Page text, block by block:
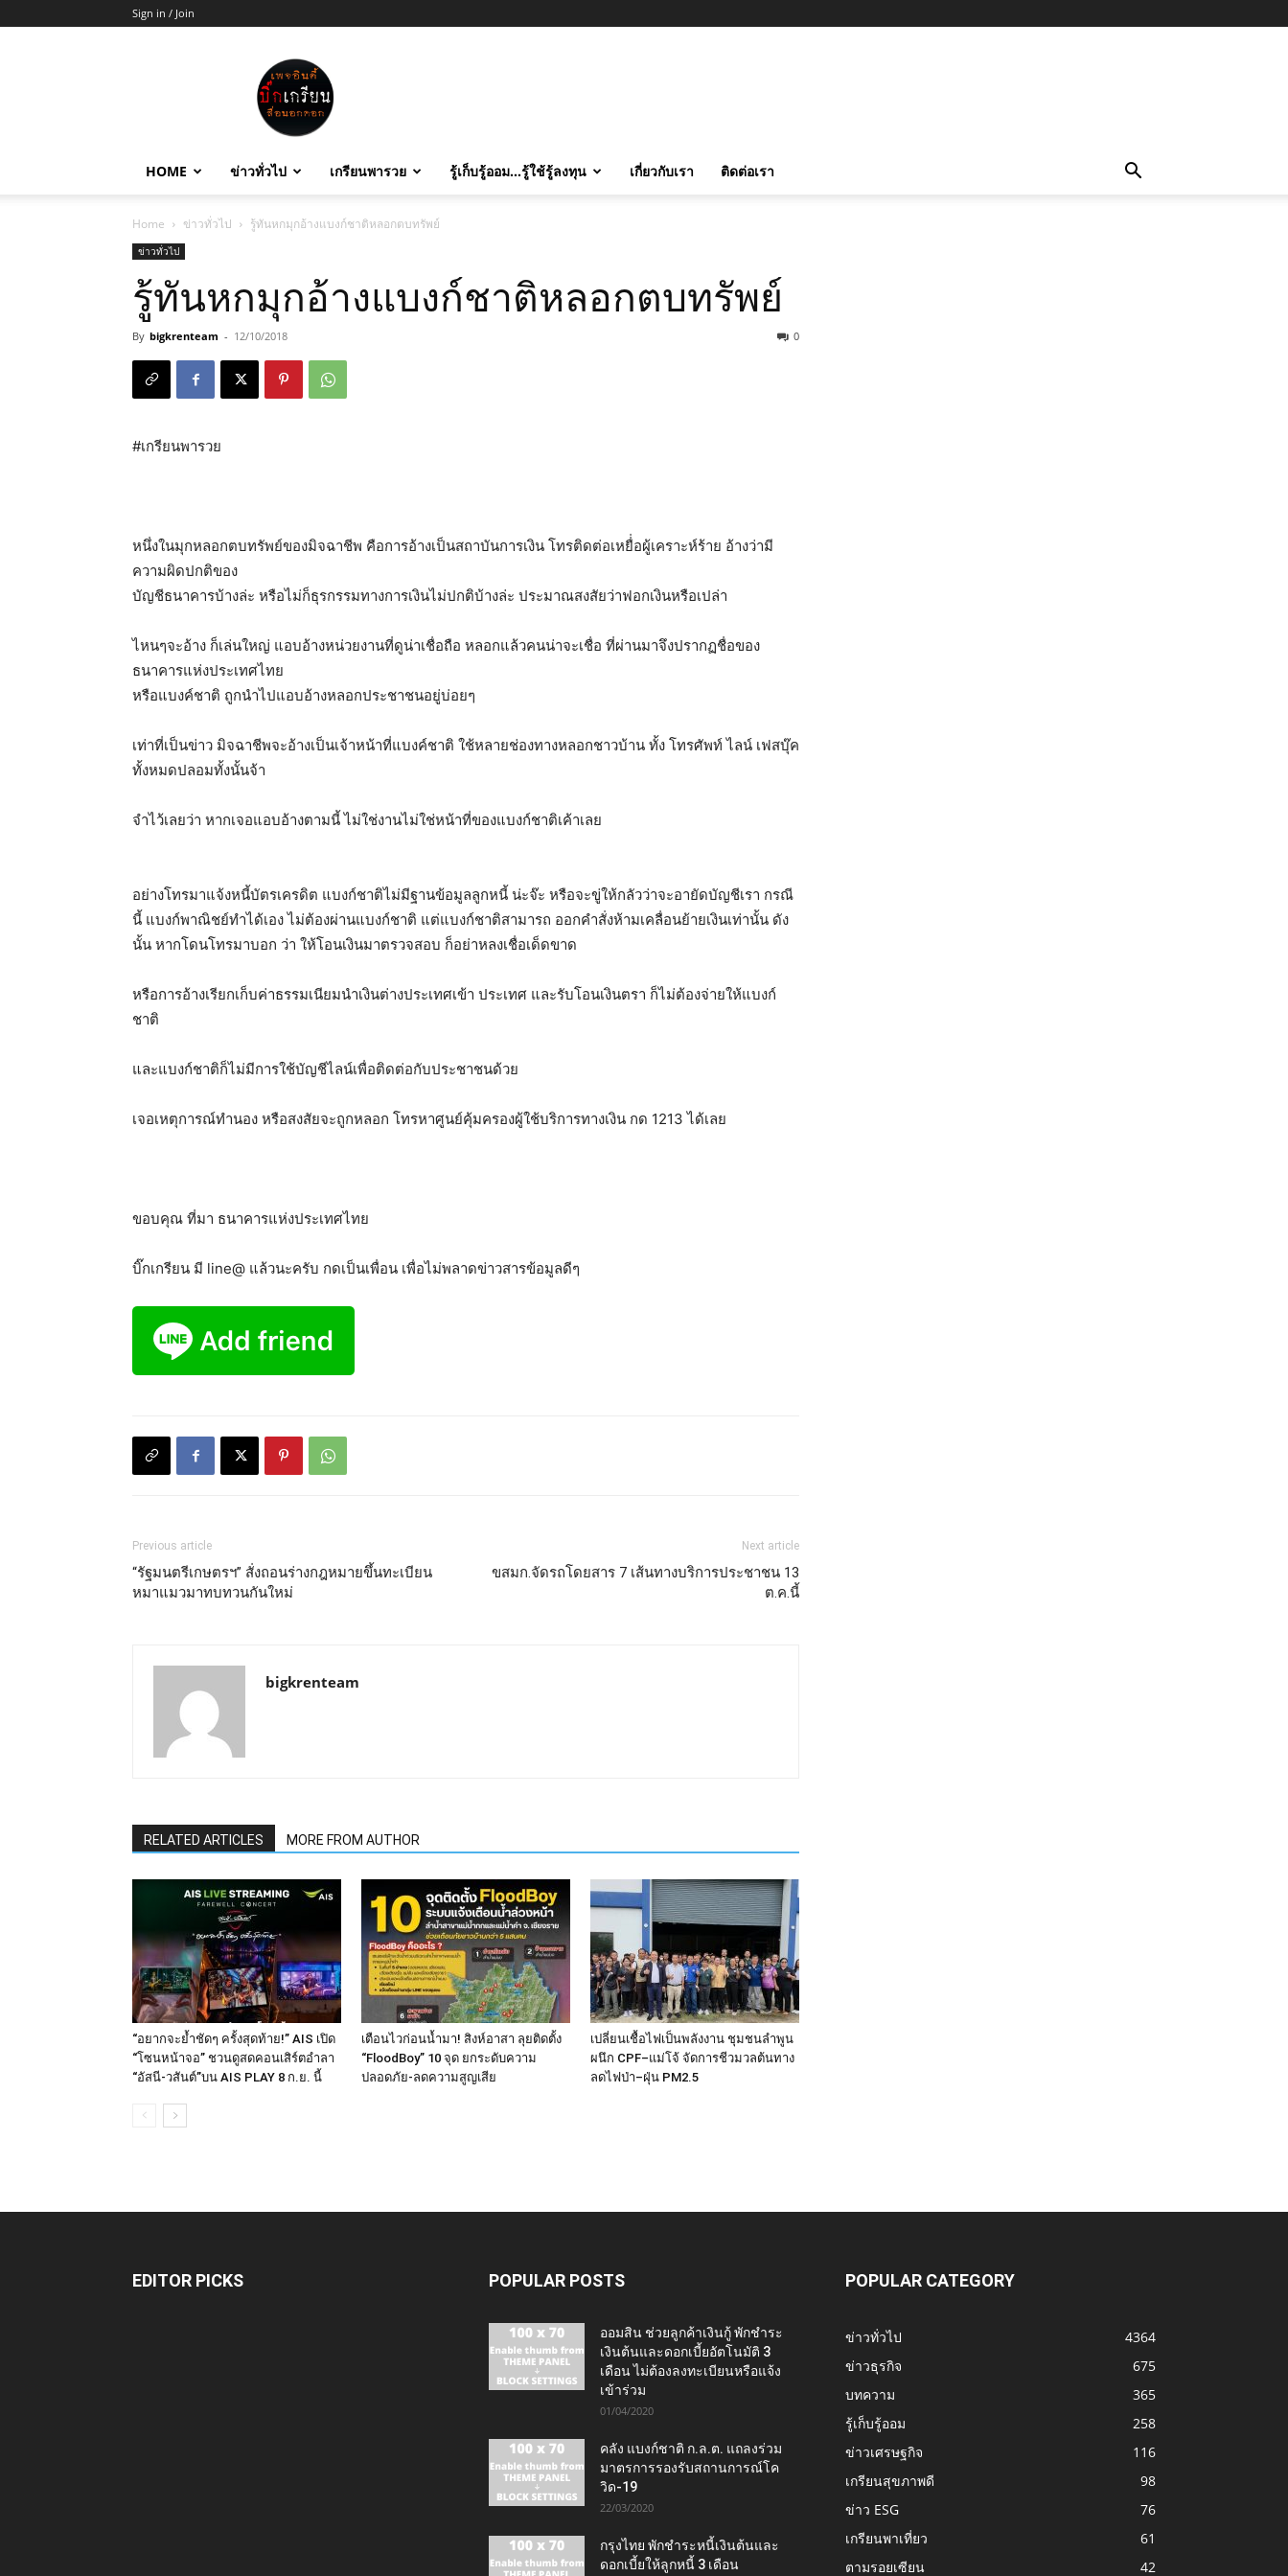
Sign in / Join
บิ๊ก
เกรียน
HOME ข่าวทั่วไป เกรียนพารวย รู้เก็บรู้ออม…รู้ใช้รู้ลงทุน เกี่ยวกับเรา ติดต่อเรา
Home ข่าวทั่วไป รู้ทันหกมุกอ้างแบงก์ชาติหลอกตบทรัพย์
ข่าวทั่วไป
รู้ทันหกมุกอ้างแบงก์ชาติหลอกตบทรัพย์
By bigkrenteam - 12/10/2018 0
#เกรียนพารวย
หนึ่งในมุกหลอกตบทรัพย์ของมิจฉาชีพ คือการอ้างเป็นสถาบันการเงิน โทรติดต่อเหยื่่อผู้เคราะห์ร้าย อ้างว่ามี
ความผิดปกติของ
บัญชีธนาคารบ้างล่ะ หรือไม่ก็ธุรกรรมทางการเงินไม่ปกติบ้างล่ะ ประมาณสงสัยว่าฟอกเงินหรือเปล่า
ไหนๆจะอ้าง ก็เล่นใหญ่ แอบอ้างหน่วยงานที่ดูน่าเชื่อถือ หลอกแล้วคนน่าจะเชื่อ ที่ผ่านมาจึงปรากฏชื่อของ
ธนาคารแห่งประเทศไทย
หรือแบงค์ชาติ ถูกนำไปแอบอ้างหลอกประชาชนอยู่บ่อยๆ
เท่าที่เป็นข่าว มิจฉาชีพจะอ้างเป็นเจ้าหน้าที่แบงค์ชาติ ใช้หลายช่องทางหลอกชาวบ้าน ทั้ง โทรศัพท์ ไลน์ เฟสบุ๊ค
ทั้งหมดปลอมทั้งนั้นจ้า
จำไว้เลยว่า หากเจอแอบอ้างตามนี้ ไม่ใช่งานไม่ใช่หน้าที่ของแบงก์ชาติเค้าเลย
อย่างโทรมาแจ้งหนี้บัตรเครดิต แบงก์ชาติไม่มีฐานข้อมูลลูกหนี้ น่ะจ๊ะ หรือจะขู่ให้กลัวว่าจะอายัดบัญชีเรา กรณี
นี้ แบงก์พาณิชย์ทำได้เอง ไม่ต้องผ่านแบงก์ชาติ แต่แบงก์ชาติสามารถ ออกคำสั่งห้ามเคลื่อนย้ายเงินเท่านั้น ดัง
นั้น หากโดนโทรมาบอก ว่า ให้โอนเงินมาตรวจสอบ ก็อย่าหลงเชื่อเด็ดขาด
หรือการอ้างเรียกเก็บค่าธรรมเนียมนำเงินต่างประเทศเข้า ประเทศ และรับโอนเงินตรา ก็ไม่ต้องจ่ายให้แบงก์
ชาติ
และแบงก์ชาติก็ไม่มีการใช้บัญชีไลน์เพื่อติดต่อกับประชาชนด้วย
เจอเหตุการณ์ทำนอง หรือสงสัยจะถูกหลอก โทรหาศูนย์คุ้มครองผู้ใช้บริการทางเงิน กด 1213 ได้เลย
ขอบคุณ ที่มา ธนาคารแห่งประเทศไทย
บิ๊กเกรียน มี line@ แล้วนะครับ กดเป็นเพื่อน เพื่อไม่พลาดข่าวสารข้อมูลดีๆ
Previous article
“รัฐมนตรีเกษตรฯ” สั่งถอนร่างกฎหมายขึ้นทะเบียน
หมาแมวมาทบทวนกันใหม่
Next article
ขสมก.จัดรถโดยสาร 7 เส้นทางบริการประชาชน 13
ต.ค.นี้
bigkrenteam
RELATED ARTICLES MORE FROM AUTHOR
“อยากจะย้ำชัดๆ ครั้งสุดท้าย!” AIS เปิด
“โซนหน้าจอ” ชวนดูสดคอนเสิร์ตอำลา
“อัสนี-วสันต์”บน AIS PLAY 8 ก.ย. นี้
เตือนไวก่อนน้ำมา! สิงห์อาสา ลุยติดตั้ง
“FloodBoy” 10 จุด ยกระดับความ
ปลอดภัย-ลดความสูญเสีย
เปลี่ยนเชื้อไฟเป็นพลังงาน ชุมชนลำพูน
ผนึก CPF–แม่โจ้ จัดการชีวมวลต้นทาง
ลดไฟป่า–ฝุ่น PM2.5
EDITOR PICKS POPULAR POSTS
ออมสิน ช่วยลูกค้าเงินกู้ พักชำระ
เงินต้นและดอกเบี้ยอัตโนมัติ 3
เดือน ไม่ต้องลงทะเบียนหรือแจ้ง
เข้าร่วม
01/04/2020
คลัง แบงก์ชาติ ก.ล.ต. แถลงร่วม
มาตรการรองรับสถานการณ์โค
วิด-19
22/03/2020
กรุงไทย พักชำระหนี้เงินต้นและ
ดอกเบี้ยให้ลูกหนี้ 3 เดือน
POPULAR CATEGORY
ข่าวทั่วไป
4364
ข่าวธุรกิจ
675
บทความ
365
รู้เก็บรู้ออม
258
ข่าวเศรษฐกิจ
116
เกรียนสุขภาพดี
98
ข่าว ESG
76
เกรียนพาเที่ยว
61
ตามรอยเซียน
42